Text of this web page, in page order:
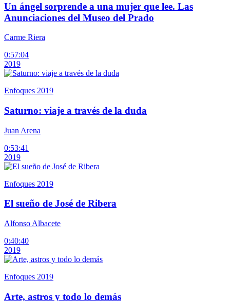
Un ángel sorprende a una mujer que lee. Las
Anunciaciones del Museo del Prado
Carme Riera
0:57:04
2019
Enfoques 2019
Saturno: viaje a través de la duda
Juan Arena
0:53:41
2019
Enfoques 2019
El sueño de José de Ribera
Alfonso Albacete
0:40:40
2019
Enfoques 2019
Arte, astros y todo lo demás